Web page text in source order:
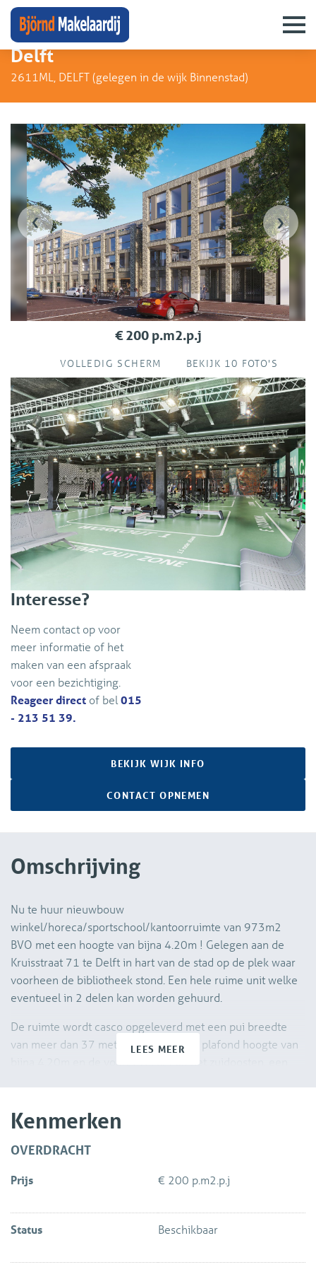
Kruisstraat - winkel/horeca unit(s),
Delft
2611ML, DELFT (gelegen in de wijk Binnenstad)
‹ ›
€ 200 p.m2.p.j
VOLLEDIG SCHERM BEKIJK 10 FOTO'S
r
Interesse?
Neem contact op voor
meer informatie of het
maken van een afspraak
voor een bezichtiging.
Reageer direct of bel 015
- 213 51 39.
BEKIJK WIJK INFO
CONTACT OPNEMEN
Omschrijving
Nu te huur nieuwbouw
winkel/horeca/sportschool/kantoorruimte van 973m2
BVO met een hoogte van bijna 4.20m ! Gelegen aan de
Kruisstraat 71 te Delft in hart van de stad op de plek waar
voorheen de bibliotheek stond. Een hele ruime unit welke
eventueel in 2 delen kan worden gehuurd.
De ruimte wordt casco opgeleverd met een pui breedte
van meer dan 37 meter met een vrije plafond hoogte van
bijna 4.20m en de voorgevel ligt op het zuidoosten, een
Nelson, Puur voetbal, Hema en vele ketenbedrijven.
Gelegen op ca. 125 meter van de Beestenmarkt.
Op korte afstand liggen 2 parkeergarages: De nabijgelegen
Zuidpoortgarage en het naastgelegen Yper parkeerdek!
termijnen in overleg maar mogelijk !
LEES MEER
Kenmerken
OVERDRACHT
Prijs € 200 p.m2.p.j
Status Beschikbaar